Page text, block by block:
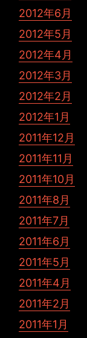
2012年6月
2012年5月
2012年4月
2012年3月
2012年2月
2012年1月
2011年12月
2011年11月
2011年10月
2011年8月
2011年7月
2011年6月
2011年5月
2011年4月
2011年2月
2011年1月